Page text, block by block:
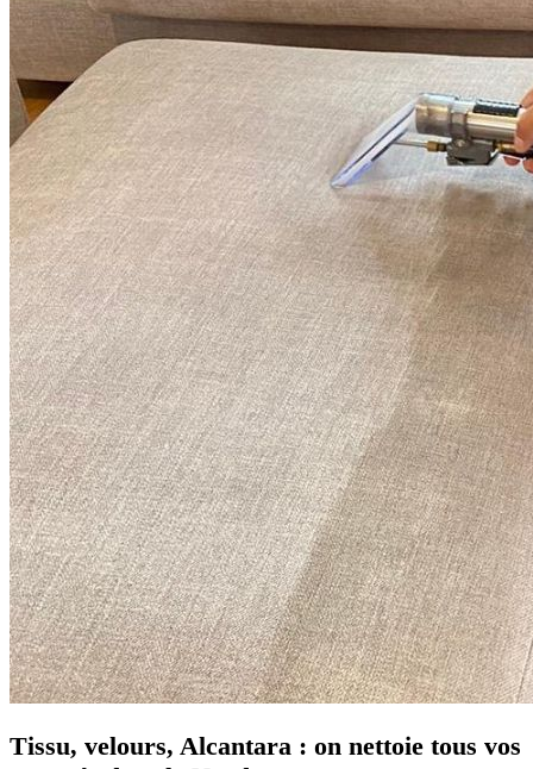
Tissu, velours, Alcantara : on nettoie tous vos